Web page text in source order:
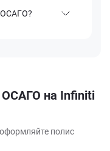
ОСАГО?
ОСАГО на Infiniti
полис